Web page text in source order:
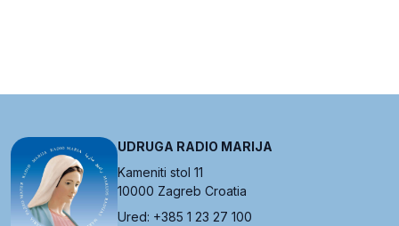
UDRUGA RADIO MARIJA
Kameniti stol 11
10000 Zagreb Croatia
Ured: +385 1 23 27 100